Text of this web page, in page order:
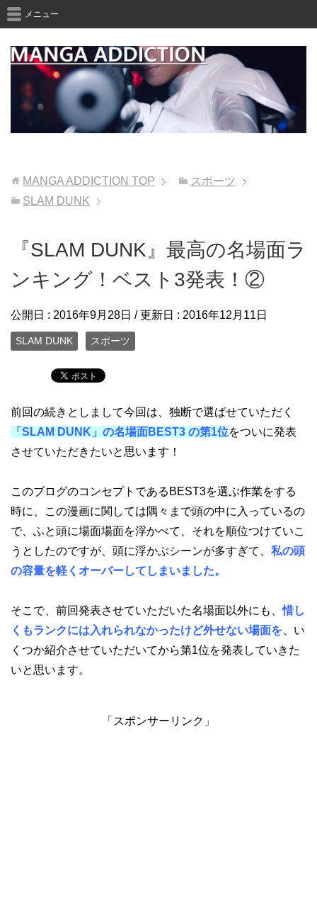
メニュー
MANGA ADDICTION TOP
スポーツ
SLAM DUNK
『SLAM DUNK』最高の名場面ラ
ンキング！ベスト3発表！②
公開日 : 2016年9月28日 / 更新日 : 2016年12月11日
SLAM DUNK スポーツ
前回の続きとしまして今回は、独断で選ばせていただく
「SLAM DUNK」の名場面BEST3 の第1位をついに発表
させていただきたいと思います！
このブログのコンセプトであるBEST3を選ぶ作業をする
時に、この漫画に関しては隅々まで頭の中に入っているの
で、ふと頭に場面場面を浮かべて、それを順位つけていこ
うとしたのですが、頭に浮かぶシーンが多すぎて、 私の頭
の容量を軽くオーバーしてしまいました。
そこで、前回発表させていただいた名場面以外にも、惜し
くもランクには入れられなかったけど外せない場面を、 い
くつか紹介させていただいてから第1位を発表していきた
いと思います。
「スポンサーリンク」